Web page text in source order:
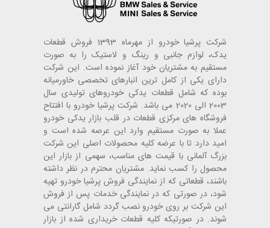
شرکت پرشیا خودرو از مهرماه 1393 فروش قطعات
یدک، لوازم جانبی و رینگ و لاستیک را به صورت
مستقیم به مشتریان خود آغاز نموده است. این شرکت
دارای یکی از کامل ترین انبارهای تخصصی خاورمیانه
بوده که شامل قطعات یدکی خودروهای تولیدی سال
2003 الی 2020 می باشد. شرکت پرشیا خودرو با افتتاح
فروشگاه های مرکزی قطعات در قلب بازار یدکی خودرو
عملا به صورت مستقیم وارد این عرصه شده است و
امید دارد تا با عرضه کلیه محصولات اصلی این شرکت
بزرگ آلمانی با قیمت های مناسب، سهمی از بازار این
محصول را کسب نماید. مشتریان محترم در نظر داشته
باشند، قطعاتی که از نمایندگی فروش پرشیا خودرو تهیه
شود، در صورتی که در نمایندگی خدمات پس از فروش
این شرکت بر روی خودرو نصب گردد شامل گارانتی می
شوند. در صورتیکه کلیه قطعات خریداری شده از بازار